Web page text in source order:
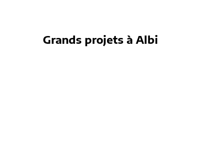
Grands projets à Albi